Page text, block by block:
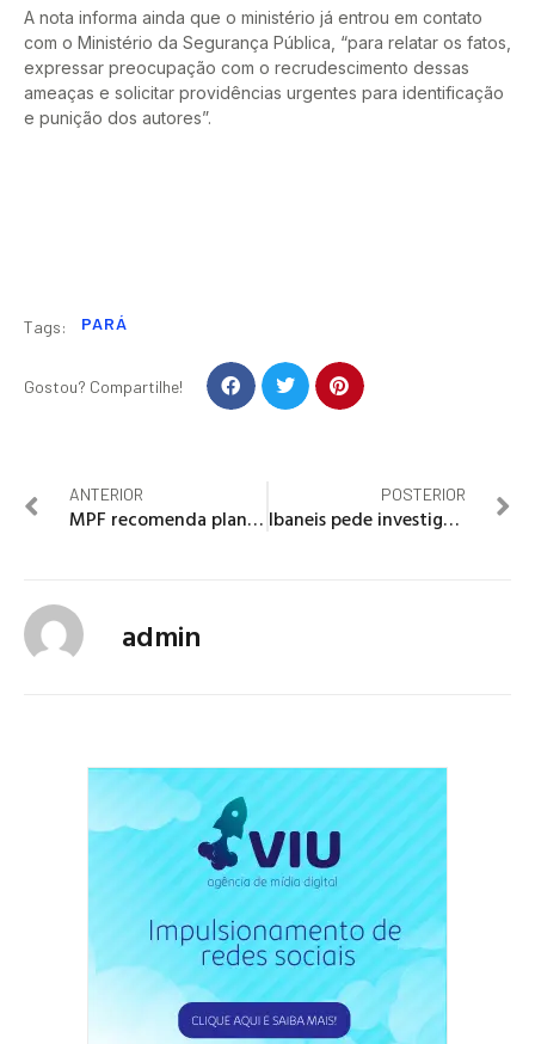
A nota informa ainda que o ministério já entrou em contato
com o Ministério da Segurança Pública, “para relatar os fatos,
expressar preocupação com o recrudescimento dessas
ameaças e solicitar providências urgentes para identificação
e punição dos autores”.
Tags: PARÁ
Gostou? Compartilhe!
ANTERIOR
MPF recomenda planos de combate a incêndio para museus em seis estados
POSTERIOR
Ibaneis pede investigação sobre fake news que o relacionam a pedofilia
admin